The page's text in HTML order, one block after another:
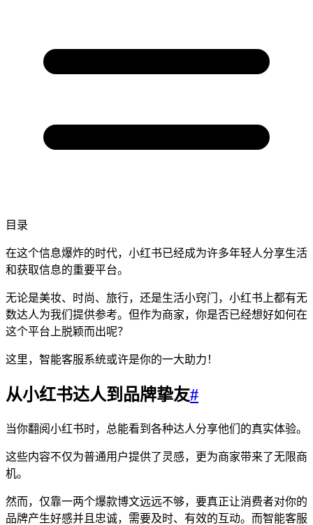
目录
在这个信息爆炸的时代，小红书已经成为许多年轻人分享生活
和获取信息的重要平台。
无论是美妆、时尚、旅行，还是生活小窍门，小红书上都有无
数达人为我们提供参考。但作为商家，你是否已经想好如何在
这个平台上脱颖而出呢？
这里，智能客服系统或许是你的一大助力！
从小红书达人到品牌挚友#
当你翻阅小红书时，总能看到各种达人分享他们的真实体验。
这些内容不仅为普通用户提供了灵感，更为商家带来了无限商
机。
然而，仅靠一两个爆款博文远远不够，要真正让消费者对你的
品牌产生好感并且忠诚，需要及时、有效的互动。而智能客服